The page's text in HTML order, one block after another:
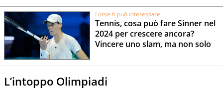
Forse ti può interessare
Tennis, cosa può fare Sinner nel
2024 per crescere ancora?
Vincere uno slam, ma non solo
L’intoppo Olimpiadi